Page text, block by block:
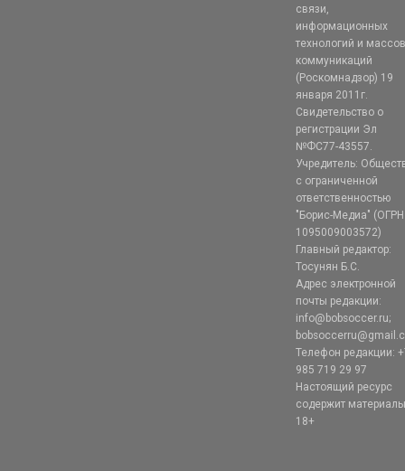
связи,
информационных
технологий и
коммуникаций
(Роскомнадзор) 19
января 2011г.
Свидетельство о
регистрации Эл
№ФС77-43557.
Учредитель:
с ограниченной
ответственностью
"Борис-Медиа" (ОГРН
1095009003572)
Главный редактор:
Тосунян Б.С.
Адрес электронной
почты редакции:
info@bobsoccer.ru;
Телефон редакции:
985 719 29 97
Настоящий ресурс
содержит
18+